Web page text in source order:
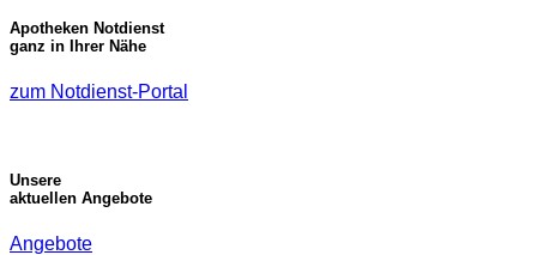
Apotheken Notdienst
ganz in Ihrer Nähe
zum Notdienst-Portal
Unsere
aktuellen Angebote
Angebote